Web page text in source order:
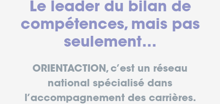
Le leader du bilan de
compétences, mais pas
seulement…
ORIENTACTION, c’est un réseau
national spécialisé dans
l’accompagnement des carrières.